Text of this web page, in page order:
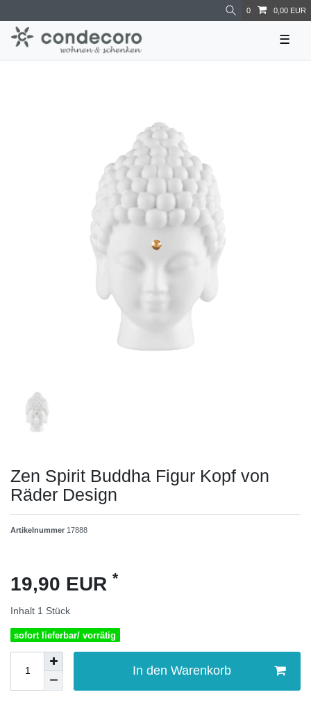
0 0,00 EUR
☰
Zen Spirit Buddha Figur Kopf von
Räder Design
Artikelnummer 17888
19,90 EUR *
Inhalt 1 Stück
sofort lieferbar/ vorrätig
In den Warenkorb